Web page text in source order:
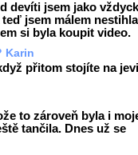
devíti jsem jako
jsem málem nestihla
si byla koupit video.
Karin
přitom stojíte na
to zároveň byla i
tančila. Dnes už se